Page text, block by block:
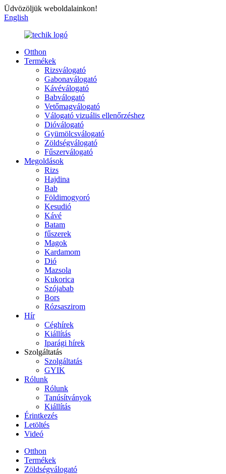
Üdvözöljük weboldalainkon!
English
Otthon
Termékek
Rizsválogató
Gabonaválogató
Kávéválogató
Babválogató
Vetőmagválogató
Válogató vizuális ellenőrzéshez
Dióválogató
Gyümölcsválogató
Zöldségválogató
Fűszerválogató
Megoldások
Rizs
Hajdina
Bab
Földimogyoró
Kesudió
Kávé
Batam
fűszerek
Magok
Kardamom
Dió
Mazsola
Kukorica
Szójabab
Bors
Rózsaszirom
Hír
Céghírek
Kiállítás
Iparági hírek
Szolgáltatás
Szolgáltatás
GYIK
Rólunk
Rólunk
Tanúsítványok
Kiállítás
Érintkezés
Letöltés
Videó
Otthon
Termékek
Zöldségválogató